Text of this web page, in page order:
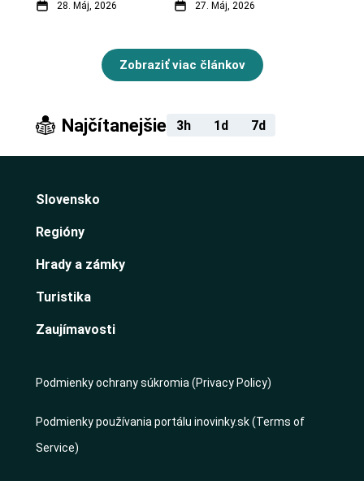
28. Máj, 2026
27. Máj, 2026
Zobraziť viac článkov
Najčítanejšie 3h 1d 7d
Slovensko
Regióny
Hrady a zámky
Turistika
Zaujímavosti
Podmienky ochrany súkromia (Privacy Policy)
Podmienky používania portálu inovinky.sk (Terms of
Service)